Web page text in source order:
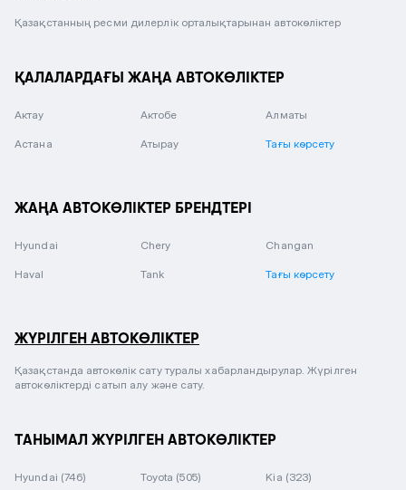
Қазақстанның ресми дилерлік орталықтарынан автокөліктер
ҚАЛАЛАРДАҒЫ ЖАҢА АВТОКӨЛІКТЕР
Актау Актобе Алматы
Астана Атырау Тағы көрсету
ЖАҢА АВТОКӨЛІКТЕР БРЕНДТЕРІ
Hyundai Chery Changan
Haval Tank Тағы көрсету
ЖҮРІЛГЕН АВТОКӨЛІКТЕР
Қазақстанда автокөлік сату туралы хабарландырулар. Жүрілген
автокөліктерді сатып алу және сату.
ТАНЫМАЛ ЖҮРІЛГЕН АВТОКӨЛІКТЕР
Hyundai (746) Toyota (505) Kia (323)